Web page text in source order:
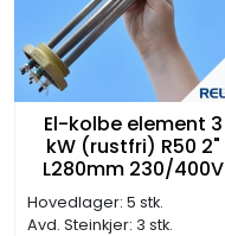
El-kolbe element 3
kW (rustfri) R50 2"
L280mm 230/400V
Hovedlager: 5 stk.
Avd. Steinkjer: 3 stk.